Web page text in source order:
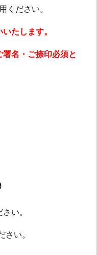
ください。
たします。
名・ご捺印必須と
い。
い。